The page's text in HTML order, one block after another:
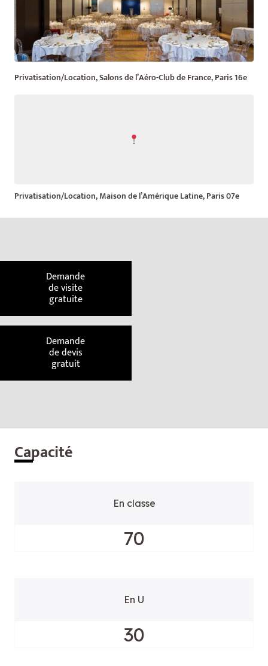
Privatisation/Location, Salons de l’Aéro-Club de France, Paris 16e
Privatisation/Location, Maison de l’Amérique Latine, Paris 07e
Demande
de visite
gratuite
Demande
de devis
gratuit
Capacité
En classe
70
En U
30